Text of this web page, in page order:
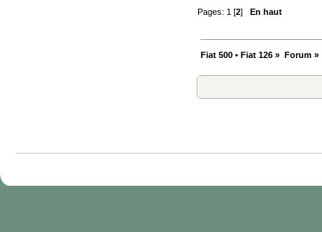
Pages: 1 [2]En haut
Fiat 500 • Fiat 126 » Forum»